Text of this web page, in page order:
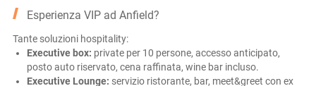
Esperienza VIP ad Anfield?
Tante soluzioni hospitality:
Executive box: private per 10 persone, accesso anticipato,
posto auto riservato, cena raffinata, wine bar incluso.
Executive Lounge: servizio ristorante, bar, meet&greet con ex